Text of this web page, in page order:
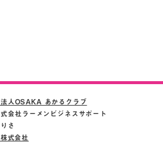
人OSAKA あかるクラブ
会社ラーメンビジネスサポート
さ
式会社